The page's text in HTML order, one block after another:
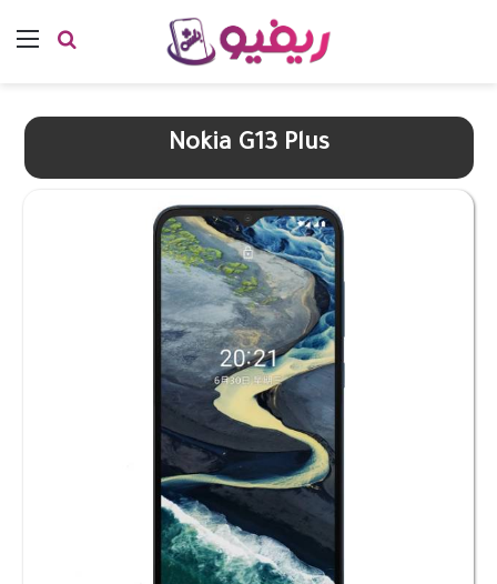
بحث
Nokia G13 Plus